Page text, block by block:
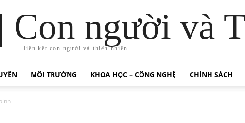
Con người và
liên kết con người và thiên nhiên
MÔI TRƯỜNG KHOA HỌC – CÔNG NGHỆ CHÍNH SÁCH